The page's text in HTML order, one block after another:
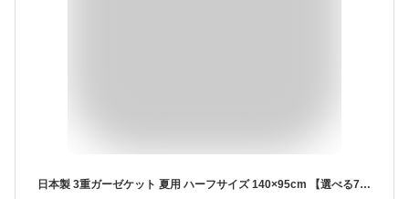
日本製 3重ガーゼケット 夏用 ハーフサイズ 140×95cm 【選べる7色】 | 三河木綿 速乾 夏用 綿100％ |赤ちゃん、 ベビー ・子供～大人に | 保育園 ひざ掛け ブランケット おくるみ | プレゼント お中元 ギフト 出産祝い